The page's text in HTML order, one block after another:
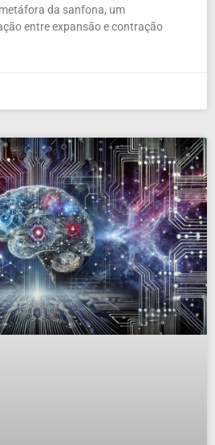
da sanfona, um
entre expansão e contração